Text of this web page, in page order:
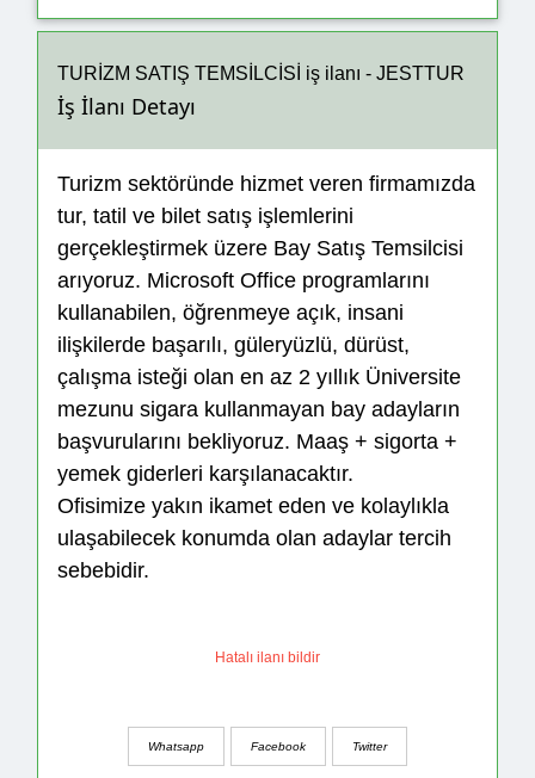
TURİZM SATIŞ TEMSİLCİSİ iş ilanı - JESTTUR
İş İlanı Detayı
Turizm sektöründe hizmet veren firmamızda
tur, tatil ve bilet satış işlemlerini
gerçekleştirmek üzere Bay Satış Temsilcisi
arıyoruz. Microsoft Office programlarını
kullanabilen, öğrenmeye açık, insani
ilişkilerde başarılı, güleryüzlü, dürüst,
çalışma isteği olan en az 2 yıllık Üniversite
mezunu sigara kullanmayan bay adayların
başvurularını bekliyoruz. Maaş + sigorta +
yemek giderleri karşılanacaktır.
Ofisimize yakın ikamet eden ve kolaylıkla
ulaşabilecek konumda olan adaylar tercih
sebebidir.
Hatalı ilanı bildir
Whatsapp Facebook Twitter